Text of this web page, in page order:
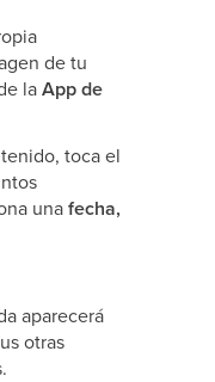
de tu
laApp de
toca el
unafecha,
aparecerá
otras